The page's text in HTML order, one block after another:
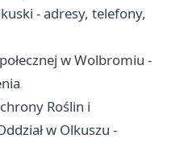
- adresy, telefony,
w Wolbromiu -
Roślin i
w Olkuszu -